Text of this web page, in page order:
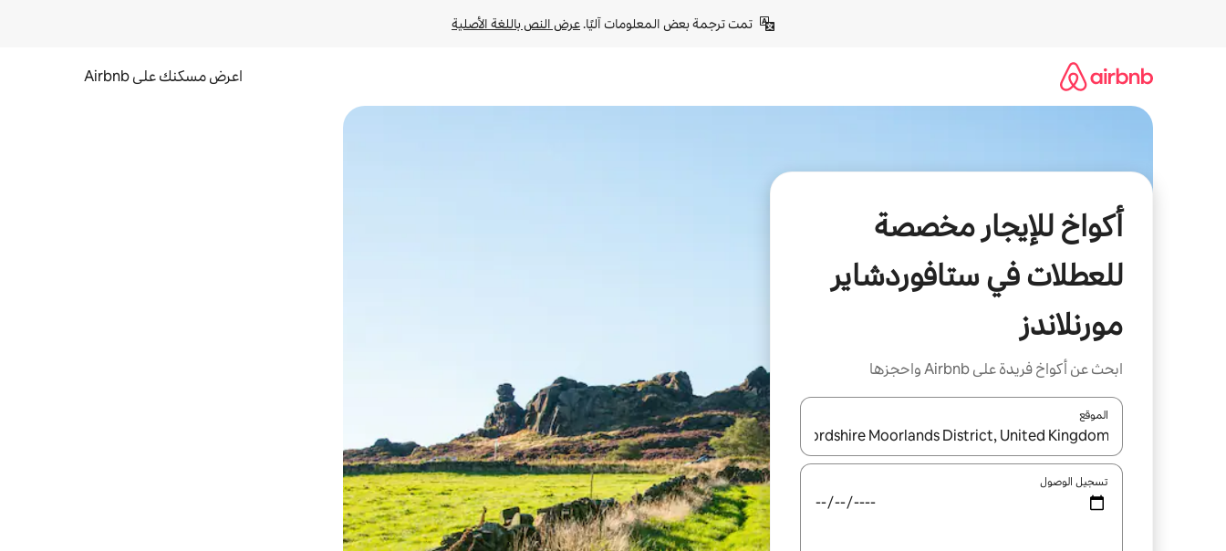
تمت ترجمة بعض المعلومات آليًا. عرض النص باللغة الأصلية
اعرض مسكنك على Airbnb
أكواخ للإيجار مخصصة
للعطلات في ستافوردشاير
مورنلاندز
ابحث عن أكواخ فريدة على Airbnb واحجزها
الموقع
عند توفر النتائج، انتقل باستخدام السهمين لأعلى ولأسفل أو استكشف عن طريق اللمس أو السحب.
تسجيل الوصول